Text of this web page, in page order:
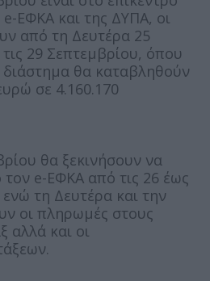
ΕΦΚΑ και της ΔΥΠΑ, οι
από τη Δευτέρα 25
29 Σεπτεμβρίου, όπου
θα καταβληθούν
σε 4.160.170
θα ξεκινήσουν να
e-ΕΦΚΑ από τις 26 έως
τη Δευτέρα και την
οι πληρωμές στους
αλλά και οι